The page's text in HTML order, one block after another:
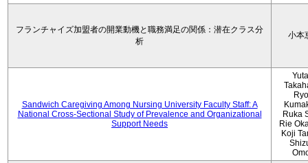
フランチャイズ加盟者の開業動機と職務満足の関係：潜在クラス分
析
小本
Sandwich Caregiving Among Nursing University Faculty Staff: A
National Cross-Sectional Study of Prevalence and Organizational
Support Needs
Ruka
Rie
Koji